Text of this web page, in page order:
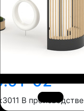
02
В производстве